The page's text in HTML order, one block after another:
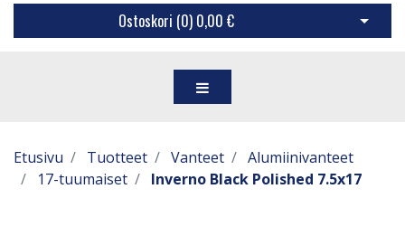
Ostoskori (0) 0,00 € Avaa
Etusivu Tuotteet Vanteet
Alumiinivanteet
17-tuumaiset
Inverno Black Polished 7.5x17